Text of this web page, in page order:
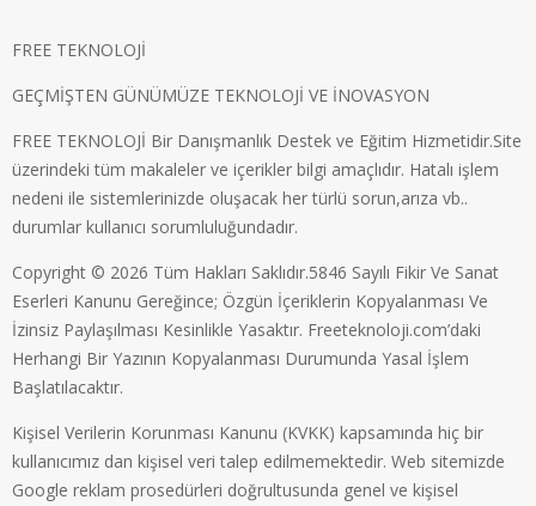
FREE TEKNOLOJİ
GEÇMİŞTEN GÜNÜMÜZE TEKNOLOJİ VE İNOVASYON
FREE TEKNOLOJİ Bir Danışmanlık Destek ve Eğitim Hizmetidir.Site
üzerindeki tüm makaleler ve içerikler bilgi amaçlıdır. Hatalı işlem
nedeni ile sistemlerinizde oluşacak her türlü sorun,arıza vb..
durumlar kullanıcı sorumluluğundadır.
Copyright © 2026 Tüm Hakları Saklıdır.5846 Sayılı Fikir Ve Sanat
Eserleri Kanunu Gereğince; Özgün İçeriklerin Kopyalanması Ve
İzinsiz Paylaşılması Kesinlikle Yasaktır. Freeteknoloji.com’daki
Herhangi Bir Yazının Kopyalanması Durumunda Yasal İşlem
Başlatılacaktır.
Kişisel Verilerin Korunması Kanunu (KVKK) kapsamında hiç bir
kullanıcımız dan kişisel veri talep edilmemektedir. Web sitemizde
Google reklam prosedürleri doğrultusunda genel ve kişisel